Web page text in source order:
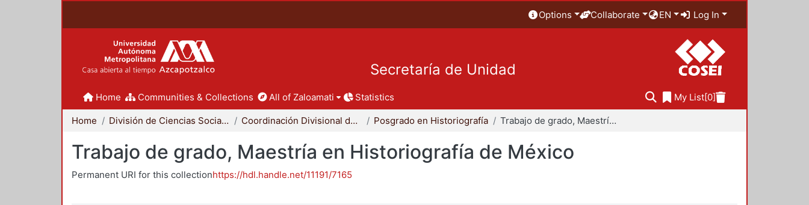
Options Collaborate EN Log In
Secretaría de Unidad
Home Communities & Collections All of Zaloamati Statistics My List[0]
Home División de Ciencias Sociales y Humanidades Coordinación Divisional de Posgrado Posgrado en Historiografía Trabajo de grado, Maestría en Historiografía de México
Trabajo de grado, Maestría en Historiografía de México
Permanent URI for this collectionhttps://hdl.handle.net/11191/7165